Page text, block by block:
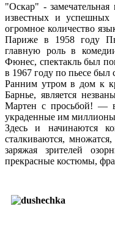
"Оскар" -
известных и успешных
огромное количество
Париже в 1958 году
главную роль в
Фюнес, спектакль был
в 1967 году по пьесе
Ранним утром в дом к
Барнье, является
Мартен с просьбой! —
украденные им
Здесь и начинаются
сталкиваются,
заряжая зрителей
прекрасные костюмы,